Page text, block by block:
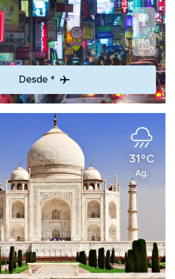
Desde *
31°C
Ag.